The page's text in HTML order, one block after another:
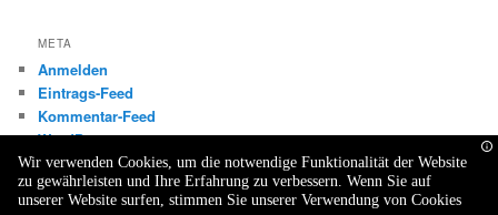
META
Anmelden
Eintrags-Feed
Kommentar-Feed
WordPress.org
Wir verwenden Cookies, um die notwendige Funktionalität der Website
zu gewährleisten und Ihre Erfahrung zu verbessern. Wenn Sie auf
unserer Website surfen, stimmen Sie unserer Verwendung von Cookies